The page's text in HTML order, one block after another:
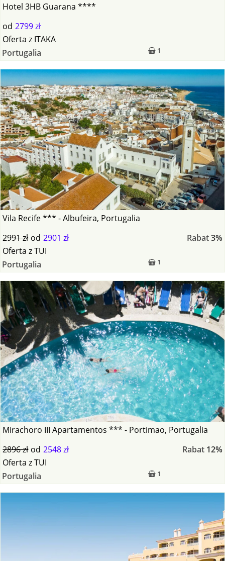
Hotel 3HB Guarana ****
od 2799 zł
1
Oferta z ITAKA
Portugalia
Vila Recife *** - Albufeira, Portugalia
2991 zł od 2901 zł Rabat3%
1
Oferta zTUI
Portugalia
Mirachoro III Apartamentos *** - Portimao, Portugalia
2896 zł od 2548 zł Rabat 12%
1
Oferta zTUI
Portugalia